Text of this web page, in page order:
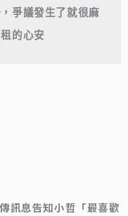
爭議發生了就很麻
的心安
訊息告知小哲「最喜歡